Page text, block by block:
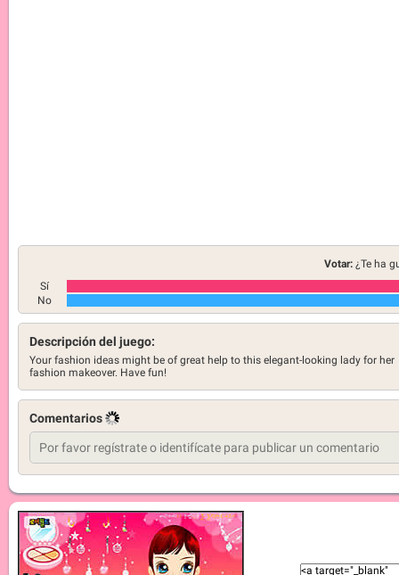
Votar: ¿Te ha
Sí
No
Descripción del juego:
Your fashion ideas might be of great help to this elegant-looking lady for her
fashion makeover. Have fun!
Comentarios